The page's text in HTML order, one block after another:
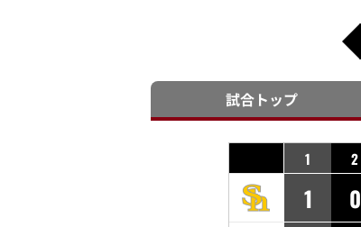
試合トップ
1 2
1 0